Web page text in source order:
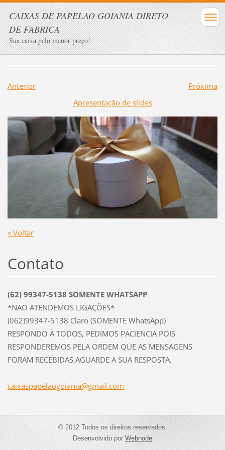
CAIXAS DE PAPELAO GOIANIA DIRETO
DE FABRICA
Sua caixa pelo menor preço!
Anterior
Próxima
Apresentação de slides
« Voltar
Contato
(62) 99347-5138 SOMENTE WHATSAPP
*NAO ATENDEMOS LIGAÇÕES*
(062)99347-5138 Claro (SOMENTE WhatsApp)
RESPONDO À TODOS, PEDIMOS PACIENCIA POIS
RESPONDEREMOS PELA ORDEM QUE AS MENSAGENS
FORAM RECEBIDAS,AGUARDE A SUA RESPOSTA.
caixaspapelaogoiania@gmail.com
© 2012 Todos os direitos reservados.
Desenvolvido porWebnode